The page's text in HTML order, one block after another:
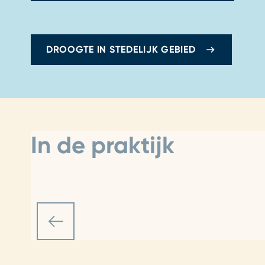
DROOGTE IN STEDELIJK GEBIED
In de praktijk